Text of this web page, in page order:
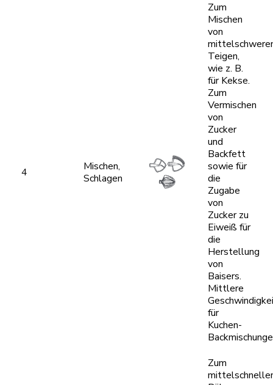
4
Mischen,
Schlagen
Zum
Mischen
von
Teigen,
wie z. B.
für Kekse.
Zum
Vermischen
von
Zucker
und
Backfett
sowie für
die
Zugabe
von
Zucker zu
Eiweiß für
die
Herstellung
von
Baisers.
Mittlere
für
Kuchen-
Zum